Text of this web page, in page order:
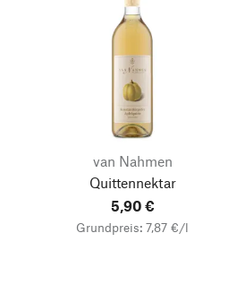
van Nahmen
Quittennektar
5,90 €
Grundpreis: 7,87 €/l